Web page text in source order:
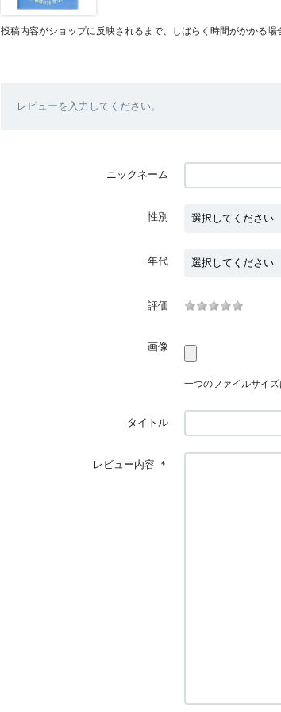
投稿内容がショップに反映されるまで、しばらく時間がかかる場
レビューを入力してください。
ニックネーム
性別
年代
評価
画像
一つのファイルサイ
タイトル
レビュー内容 ＊